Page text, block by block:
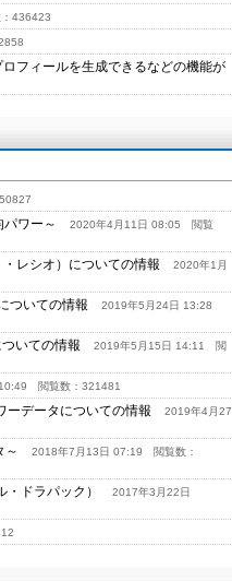
436423
フィールを生成できるなどの機能が
パワー～ 2020年4月11日 08:05 閲覧
・レシオ）についての情報
2020年1月
ついての情報
2019年5月24日 13:28
ついての情報 2019年5月15日 14:11
閲
閲覧数：321481
ーデータについての情報
2019年4月27
～ 2018年7月13日 07:19 閲覧数：
・ドラパック）
2017年3月22日